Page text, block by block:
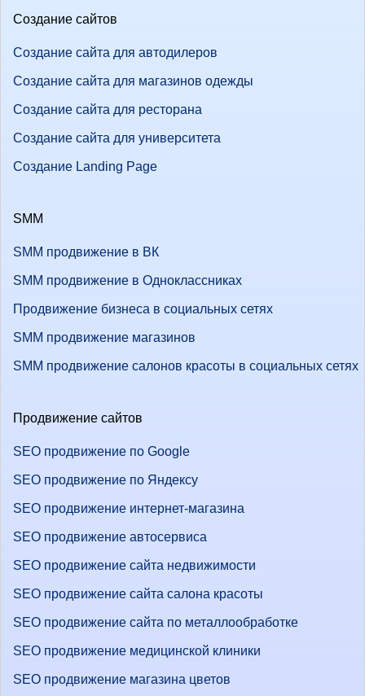
Создание сайтов
Создание сайта для автодилеров
Создание сайта для магазинов одежды
Создание сайта для ресторана
Создание сайта для университета
Создание Landing Page
SMM
SMM продвижение в ВК
SMM продвижение в Одноклассниках
Продвижение бизнеса в социальных сетях
SMM продвижение магазинов
SMM продвижение салонов красоты в социальных сетях
Продвижение сайтов
SEO продвижение по Google
SEO продвижение по Яндексу
SEO продвижение интернет-магазина
SEO продвижение автосервиса
SEO продвижение сайта недвижимости
SEO продвижение сайта салона красоты
SEO продвижение сайта по металлообработке
SEO продвижение медицинской клиники
SEO продвижение магазина цветов